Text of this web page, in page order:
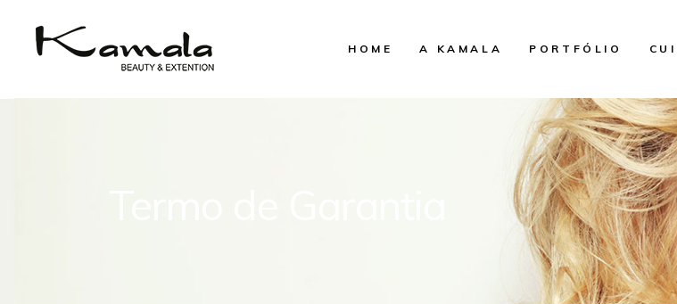
HOME A KAMALA PORTFÓLIO